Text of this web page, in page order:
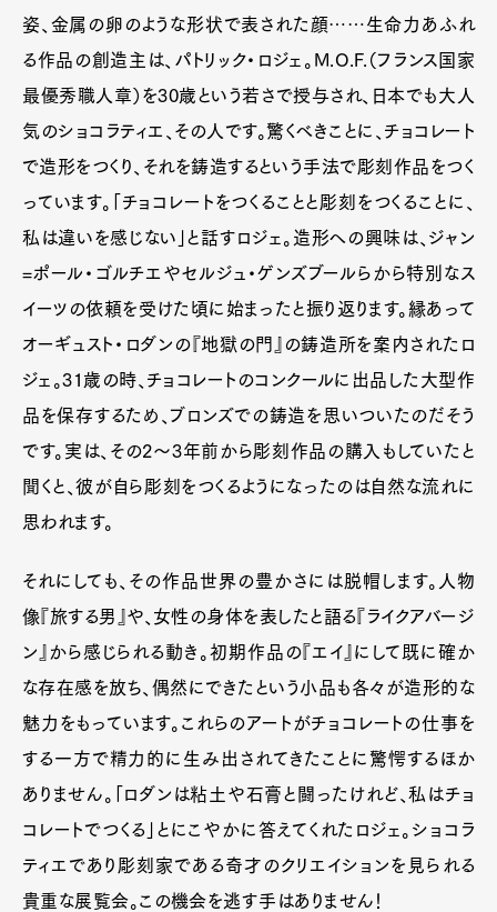
姿、金属の卵のような形状で表された顔……生命力あふれ
る作品の創造主は、パトリック・ロジェ。M.O.F.（フランス国家
最優秀職人章）を30歳という若さで授与され、日本でも大人
気のショコラティエ、その人です。驚くべきことに、チョコレート
で造形をつくり、それを鋳造するという手法で彫刻作品をつく
っています。「チョコレートをつくることと彫刻をつくることに、
私は違いを感じない」と話すロジェ。造形への興味は、ジャン
=ポール・ゴルチエやセルジュ・ゲンズブールらから特別なス
イーツの依頼を受けた頃に始まったと振り返ります。縁あって
オーギュスト・ロダンの『地獄の門』の鋳造所を案内されたロ
ジェ。31歳の時、チョコレートのコンクールに出品した大型作
品を保存するため、ブロンズでの鋳造を思いついたのだそう
です。実は、その2～3年前から彫刻作品の購入もしていたと
聞くと、彼が自ら彫刻をつくるようになったのは自然な流れに
思われます。
それにしても、その作品世界の豊かさには脱帽します。人物
像『旅する男』や、女性の身体を表したと語る『ライクアバージ
ン』から感じられる動き。初期作品の『エイ』にして既に確か
な存在感を放ち、偶然にできたという小品も各々が造形的な
魅力をもっています。これらのアートがチョコレートの仕事を
する一方で精力的に生み出されてきたことに驚愕するほか
ありません。「ロダンは粘土や石膏と闘ったけれど、私はチョ
コレートでつくる」とにこやかに答えてくれたロジェ。ショコラ
ティエであり彫刻家である奇才のクリエイションを見られる
貴重な展覧会。この機会を逃す手はありません！